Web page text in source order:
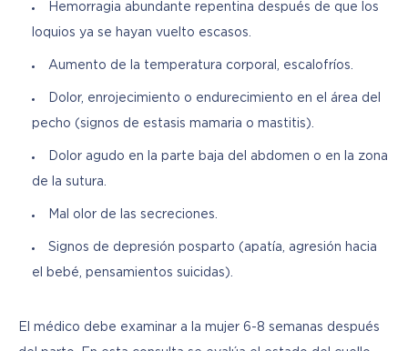
Hemorragia abundante repentina después de que los
loquios ya se hayan vuelto escasos.
Aumento de la temperatura corporal, escalofríos.
Dolor, enrojecimiento o endurecimiento en el área del
pecho (signos de estasis mamaria o mastitis).
Dolor agudo en la parte baja del abdomen o en la zona
de la sutura.
Mal olor de las secreciones.
Signos de depresión posparto (apatía, agresión hacia
el bebé, pensamientos suicidas).
El médico debe examinar a la mujer 6-8 semanas después